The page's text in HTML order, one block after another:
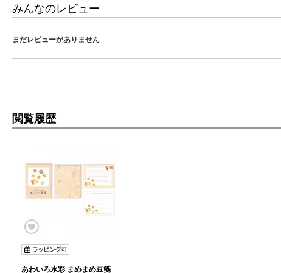
みんなのレビュー
まだレビューがありません
閲覧履歴
あわいろ水彩 まめまめ豆箋